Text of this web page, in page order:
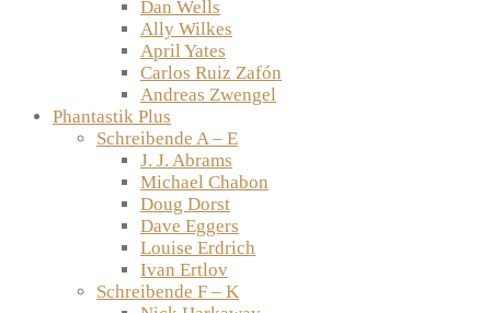
Dan Wells
Ally Wilkes
April Yates
Carlos Ruiz Zafón
Andreas Zwengel
Phantastik Plus
Schreibende A – E
J. J. Abrams
Michael Chabon
Doug Dorst
Dave Eggers
Louise Erdrich
Ivan Ertlov
Schreibende F – K